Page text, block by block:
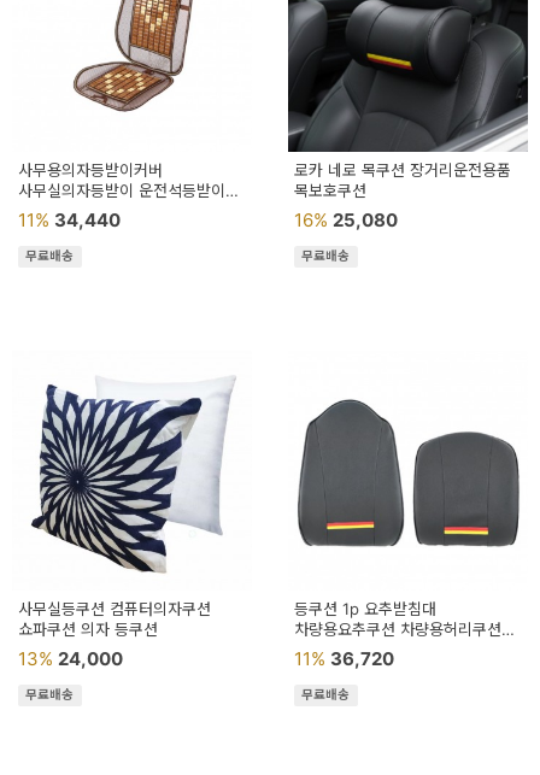
자
이
크
벤
기
획
전
사무용의자등받이커버
사무실의자등받이 운전석등받이
자동차 대나무 사각 시트
차량메쉬등받이 자동차등받
11% 34,440
무료배송
로카 네로 목쿠션 장거리운전용품
목보호쿠션
16% 25,080
무료배송
사무실등쿠션 컴퓨터의자쿠션
쇼파쿠션 의자 등쿠션
13% 24,000
무료배송
등쿠션 1p 요추받침대
차량용요추쿠션 차량용허리쿠션
삼각등받이쿠션 쇼파등받이쿠션
11% 36,720
무료배송